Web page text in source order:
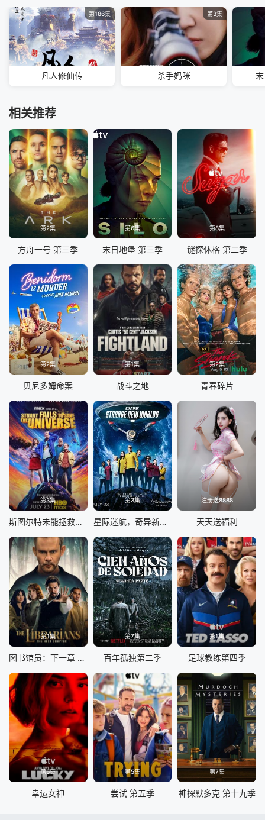
第186集
凡人修仙传
第3集
杀手妈咪
相关推荐
第2集
方舟一号 第三季
第6集
末日地堡 第三季
第8集
谜探休格 第二季
第2集
贝尼多姆命案
第1集
战斗之地
第2集
青春碎片
第3集
斯图尔特未能拯救宇宙
第3集
星际迷航，奇异新世界第四季
注册送8888
天天送福利
第1集
图书馆员：下一章 第二季
第7集
百年孤独第二季
第1集
足球教练第四季
第5集
幸运女神
第5集
尝试 第五季
第7集
神探默多克 第十九季